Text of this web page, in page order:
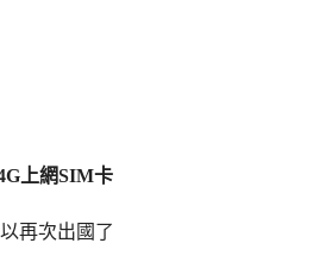
上網SIM卡
再次出國了